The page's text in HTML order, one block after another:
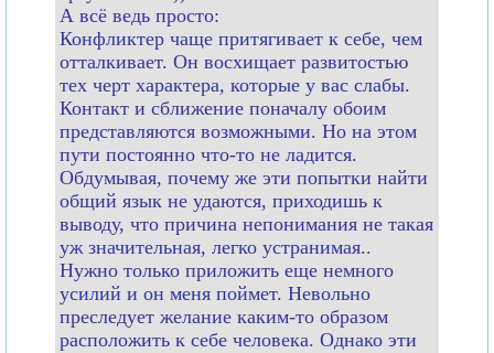
А всё ведь просто:
Конфликтер чаще притягивает к себе, чем
отталкивает. Он восхищает развитостью
тех черт характера, которые у вас слабы.
Контакт и сближение поначалу обоим
представляются возможными. Но на этом
пути постоянно что-то не ладится.
Обдумывая, почему же эти попытки найти
общий язык не удаются, приходишь к
выводу, что причина непонимания не такая
уж значительная, легко устранимая..
Нужно только приложить еще немного
усилий и он меня поймет. Невольно
преследует желание каким-то образом
расположить к себе человека. Однако эти